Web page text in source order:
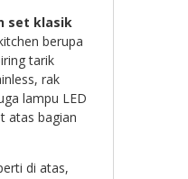
set klasik
berupa
tarik
rak
lampu LED
atas bagian
di atas,